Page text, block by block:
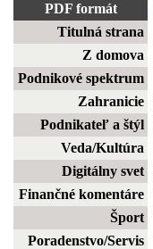
PDF formát
Titulná strana
Z domova
Podnikové spektrum
Zahranicie
Podnikateľ a štýl
Veda/Kultúra
Digitálny svet
Finančné komentáre
Šport
Poradenstvo/Servis